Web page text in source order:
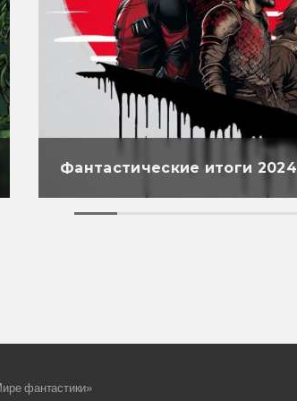
Фантастические итоги 2024
фантастики»